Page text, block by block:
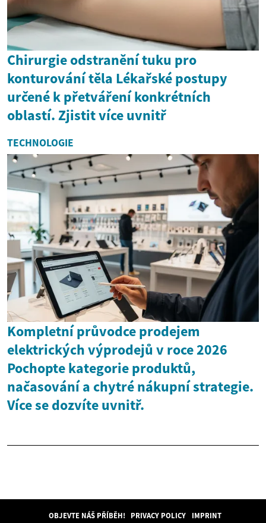
Chirurgie odstranění tuku pro
konturování těla Lékařské postupy
určené k přetváření konkrétních
oblastí. Zjistit více uvnitř
TECHNOLOGIE
Kompletní průvodce prodejem
elektrických výprodejů v roce 2026
Pochopte kategorie produktů,
načasování a chytré nákupní strategie.
Více se dozvíte uvnitř.
OBJEVTE NÁŠ PŘÍBĚH! PRIVACY POLICY IMPRINT